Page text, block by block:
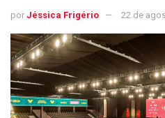
por Jéssica Frigério 22 de